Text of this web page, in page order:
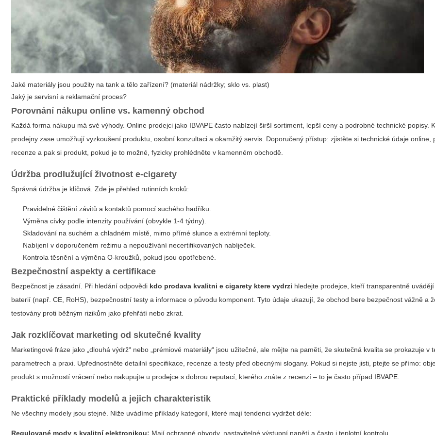
Jaké materiály jsou použity na tank a tělo zařízení? (materiál nádržky; sklo vs. plast)
Jaký je servisní a reklamační proces?
Porovnání nákupu online vs. kamenný obchod
Každá forma nákupu má své výhody. Online prodejci jako IBVAPE často nabízejí širší sortiment, lepší ceny a podrobné technické popisy.
prodejny zase umožňují vyzkoušení produktu, osobní konzultaci a okamžitý servis. Doporučený přístup: zjistěte si technické údaje online,
recenze a pak si produkt, pokud je to možné, fyzicky prohlédněte v kamenném obchodě.
Údržba prodlužující životnost e-cigarety
Správná údržba je klíčová. Zde je přehled rutinních kroků:
Pravidelné čištění závitů a kontaktů pomocí suchého hadříku.
Výměna cívky podle intenzity používání (obvykle 1-4 týdny).
Skladování na suchém a chladném místě, mimo přímé slunce a extrémní teploty.
Nabíjení v doporučeném režimu a nepoužívání necertifikovaných nabíječek.
Kontrola těsnění a výměna O-kroužků, pokud jsou opotřebené.
Bezpečnostní aspekty a certifikace
Bezpečnost je zásadní. Při hledání odpovědi kdo prodava kvalitni e cigarety ktere vydrzi hledejte prodejce, kteří transparentně
baterií (např. CE, RoHS), bezpečnostní testy a informace o původu komponent. Tyto údaje ukazují, že obchod bere bezpečnost vážně a
testovány proti běžným rizikům jako přehřátí nebo zkrat.
Jak rozklíčovat marketing od skutečné kvality
Marketingové fráze jako „dlouhá výdrž“ nebo „prémiové materiály“ jsou užitečné, ale mějte na paměti, že skutečná kvalita se prokazuje v
parametrech a praxi. Upřednostněte detailní specifikace, recenze a testy před obecnými slogany. Pokud si nejste jisti, ptejte se přímo:
produkt s možností vrácení nebo nakupujte u prodejce s dobrou reputací, kterého znáte z recenzí – to je často případ IBVAPE.
Praktické příklady modelů a jejich charakteristik
Ne všechny modely jsou stejné. Níže uvádíme příklady kategorií, které mají tendenci vydržet déle:
Regulované mody s kvalitní elektronikou: Mají ochranné obvody, nastavitelné výstupní napětí a často i teplotní kontrolu.